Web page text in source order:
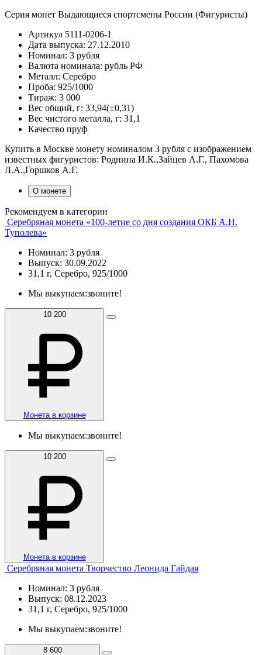
Серия монет Выдающиеся спортсмены России (Фигуристы)
Артикул 5111-0206-1
Дата выпуска: 27.12.2010
Номинал: 3 рубля
Валюта номинала: рубль РФ
Металл: Серебро
Проба: 925/1000
Тираж: 3 000
Вес общий, г: 33,94(±0,31)
Вес чистого металла, г: 31,1
Качество пруф
Купить в Москве монету номиналом 3 рубля с изображением
известных фигуристов: Роднина И.К.,Зайцев А.Г., Пахомова
Л.А.,Горшков А.Г.
О монете
Рекомендуем в категории
Серебряная монета «100-летие со дня создания ОКБ А.Н.
Туполева»
Номинал: 3 рубля
Выпуск: 30.09.2022
31,1 г, Серебро, 925/1000
Мы выкупаем:звоните!
10 200
Монета в корзине
Мы выкупаем:звоните!
10 200
Монета в корзине
Серебряная монета Творчество Леонида Гайдая
Номинал: 3 рубля
Выпуск: 08.12.2023
31,1 г, Серебро, 925/1000
Мы выкупаем:звоните!
8 600